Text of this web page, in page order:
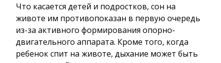
Что касается детей и подростков, сон на
животе им противопоказан в первую очередь
из-за активного формирования опорно-
двигательного аппарата. Кроме того, когда
ребенок спит на животе, дыхание может быть